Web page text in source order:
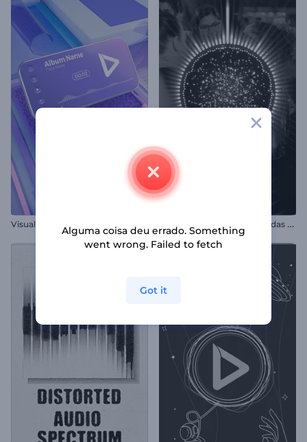
V
isualizador de Música Batidas Luminosas
Alguma coisa deu errado. Something
went wrong. Failed to fetch
Got it